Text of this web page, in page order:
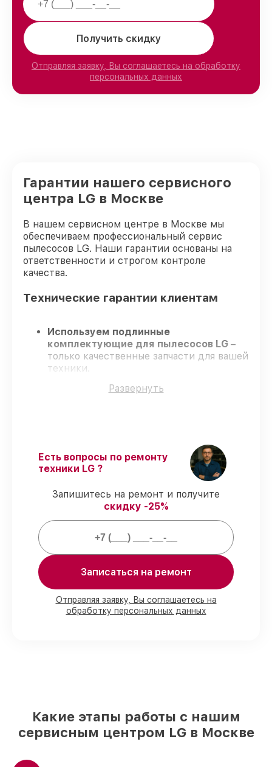
Получить скидку
Отправляя заявку, Вы соглашаетесь на обработку
персональных данных
Гарантии нашего сервисного
центра LG в Москве
В нашем сервисном центре в Москве мы
обеспечиваем профессиональный сервис
пылесосов LG. Наши гарантии основаны на
ответственности и строгом контроле
качества.
Технические гарантии клиентам
Используем подлинные
комплектующие для пылесосов LG –
только качественные запчасти для вашей
техники.
проходят серьезную проверку знаний и
Официальная гарантия
– на все услуги
и детали для пылесосов LG
предоставляется официальное
сопровождение.
Мы гарантируем:
80%
заказов по ремонту проводятся в
присутствии клиента
установке в наших мастерских в
Москве, остальные доставляются быстро
Развернуть
Есть вопросы по ремонту
техники LG ?
Запишитесь на ремонт и получите
скидку -25%
Записаться на ремонт
Отправляя заявку, Вы соглашаетесь на
обработку персональных данных
Какие этапы работы с нашим
сервисным центром LG в Москве